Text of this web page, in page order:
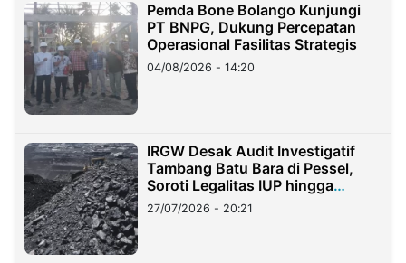
Pemda Bone Bolango Kunjungi
PT BNPG, Dukung Percepatan
Operasional Fasilitas Strategis
04/08/2026 - 14:20
IRGW Desak Audit Investigatif
Tambang Batu Bara di Pessel,
Soroti Legalitas IUP hingga
Stockpile
27/07/2026 - 20:21